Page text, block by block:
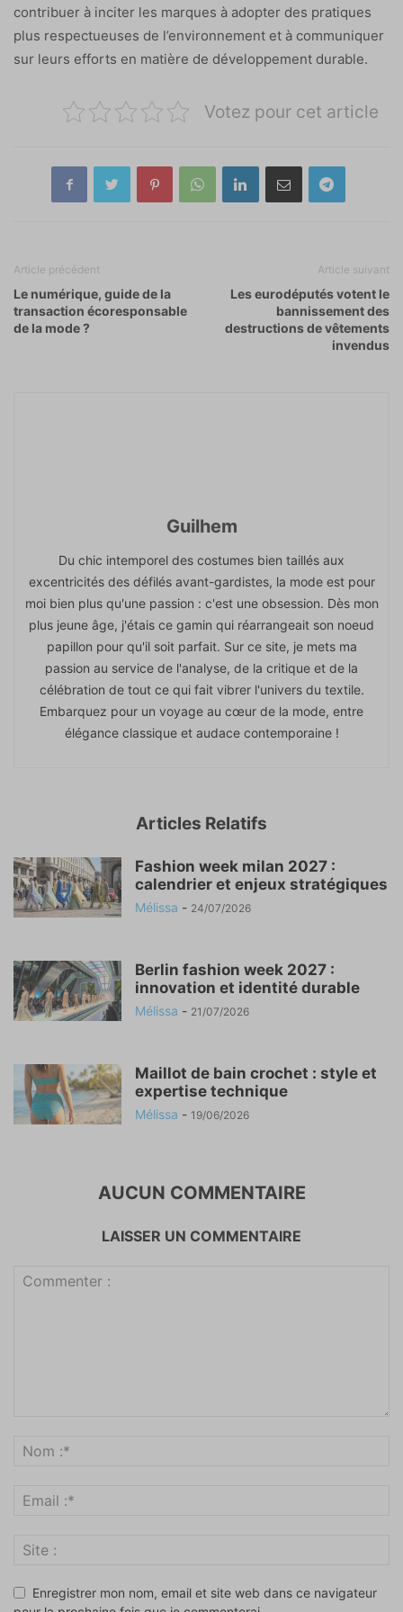
contribuer à inciter les marques à adopter des pratiques
plus respectueuses de l’environnement et à communiquer
sur leurs efforts en matière de développement durable.
Votez pour cet article
Article précédent
Le numérique, guide de la
transaction écoresponsable
de la mode ?
Article suivant
Les eurodéputés votent le
bannissement des
destructions de vêtements
invendus
Guilhem
Du chic intemporel des costumes bien taillés aux
excentricités des défilés avant-gardistes, la mode est pour
moi bien plus qu'une passion : c'est une obsession. Dès mon
plus jeune âge, j'étais ce gamin qui réarrangeait son noeud
papillon pour qu'il soit parfait. Sur ce site, je mets ma
passion au service de l'analyse, de la critique et de la
célébration de tout ce qui fait vibrer l'univers du textile.
Embarquez pour un voyage au cœur de la mode, entre
élégance classique et audace contemporaine !
Articles Relatifs
Fashion week milan 2027 :
calendrier et enjeux stratégiques
Mélissa - 24/07/2026
Berlin fashion week 2027 :
innovation et identité durable
Mélissa - 21/07/2026
Maillot de bain crochet : style et
expertise technique
Mélissa - 19/06/2026
AUCUN COMMENTAIRE
LAISSER UN COMMENTAIRE
Enregistrer mon nom, email et site web dans ce navigateur